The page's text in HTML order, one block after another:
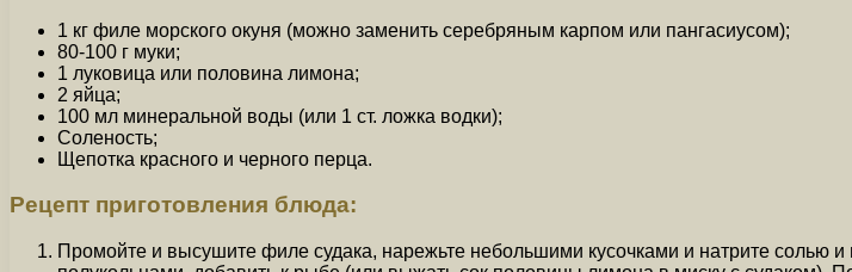
1 кг филе морского окуня (можно заменить серебряным карпом или пангасиусом);
80-100 г муки;
1 луковица или половина лимона;
2 яйца;
100 мл минеральной воды (или 1 ст. ложка водки);
Соленость;
Щепотка красного и черного перца.
Рецепт приготовления блюда:
Промойте и высушите филе судака, нарежьте небольшими кусочками и натрите солью